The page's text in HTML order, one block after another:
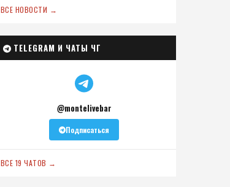
ВСЕ НОВОСТИ →
TELEGRAM И ЧАТЫ ЧГ
@montelivebar
Подписаться
ВСЕ 19 ЧАТОВ →